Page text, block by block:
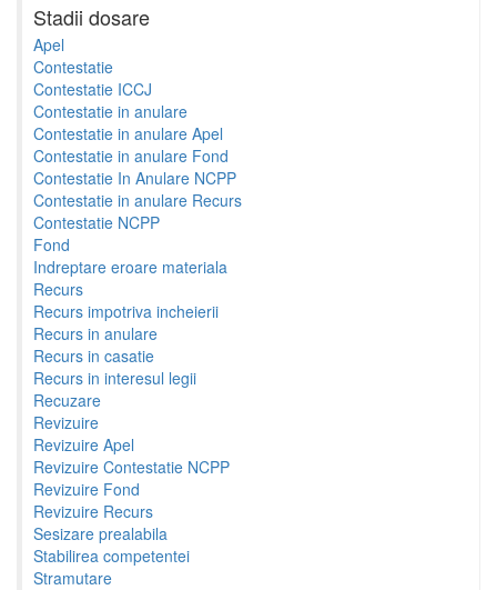
Stadii dosare
Apel
Contestatie
Contestatie ICCJ
Contestatie in anulare
Contestatie in anulare Apel
Contestatie in anulare Fond
Contestatie In Anulare NCPP
Contestatie in anulare Recurs
Contestatie NCPP
Fond
Indreptare eroare materiala
Recurs
Recurs impotriva incheierii
Recurs in anulare
Recurs in casatie
Recurs in interesul legii
Recuzare
Revizuire
Revizuire Apel
Revizuire Contestatie NCPP
Revizuire Fond
Revizuire Recurs
Sesizare prealabila
Stabilirea competentei
Stramutare